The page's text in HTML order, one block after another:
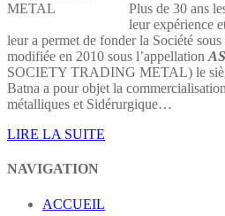
Plus de 30 ans
leur expérience
leur a permet de fonder la Société
modifiée en 2010 sous l’appellation
SOCIETY TRADING METAL) le
Batna a pour objet la
métalliques et Sidérurgique…
LIRE LA SUITE
NAVIGATION
ACCUEIL